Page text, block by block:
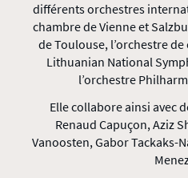
différents orchestres
chambre de Vienne et
de Toulouse, l’orchestre
Lithuanian National
l’orchestre
Elle collabore ainsi avec
Renaud Capuçon, Aziz
Vanoosten, Gabor Tackaks-